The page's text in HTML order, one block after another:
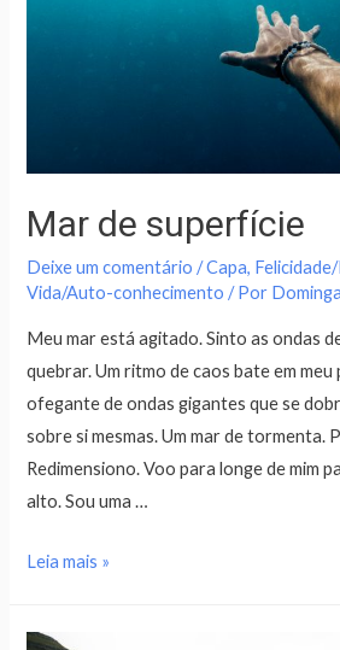
Mar de superfície
Deixe um comentário /Capa,
Vida/Auto-conhecimento / Por
Meu mar está agitado. Sinto as ondas
quebrar. Um ritmo de caos bate em meu
ofegante de ondas gigantes que se
sobre si mesmas. Um mar de tormenta.
Redimensiono. Voo para longe de mim
alto. Sou uma …
Leia mais »